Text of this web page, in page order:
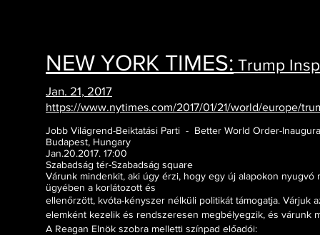
NEW YORK TIMES: Trump
Jan. 21, 2017
https://www.nytimes.com/2017/01/21/world/europe/
Jobb Világrend-Beiktatási Parti - Better World Order-
Budapest, Hungary
Jan.20.2017. 17:00
Szabadság tér-Szabadság square
Várunk mindenkit, aki úgy érzi, hogy egy új alapokon nyugvó
ügyében a korlátozott és
ellenőrzött, kvóta-kényszer nélküli politikát támogatja. Várjuk
elemként kezelik és rendszeresen megbélyegzik, és várunk
A Reagan Elnök szobra melletti színpad előadói: